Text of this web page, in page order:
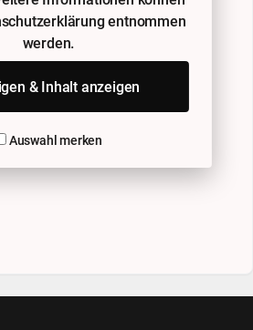
entnommen
werden.
& Inhalt anzeigen
Auswahl merken